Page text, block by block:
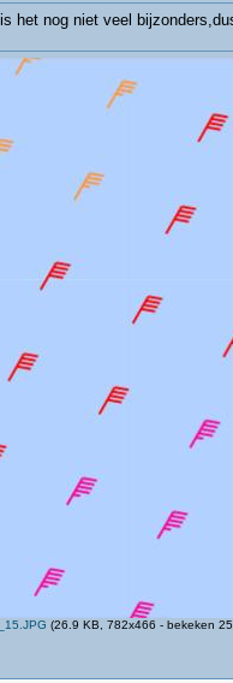
het nog niet veel
(26.9 KB, 782x466 - bekeken